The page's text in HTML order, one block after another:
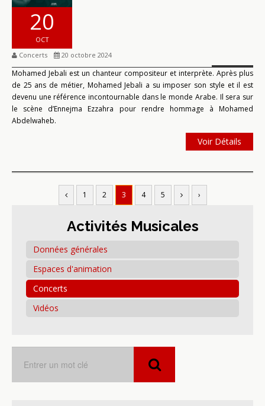
20
OCT
Concerts
20 octobre 2024
Mohamed Jebali est un chanteur compositeur et interprète. Après plus
de 25 ans de métier, Mohamed Jebali a su imposer son style et il est
devenu une référence incontournable dans le monde Arabe. Il sera sur
le scène d’Ennejma Ezzahra pour rendre hommage à Mohamed
Abdelwaheb.
Voir Détails
1 2 3 4 5 ›
Activités Musicales
Données générales
Espaces d'animation
Concerts
Vidéos